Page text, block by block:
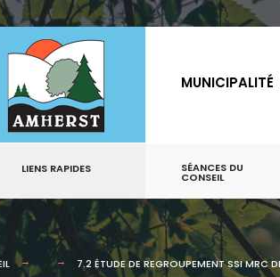
MUNICIPALITÉ
LIENS RAPIDES SÉANCES DU
CONSEIL
7.2 ÉTUDE DE REGROUPEMENT SSI MRC